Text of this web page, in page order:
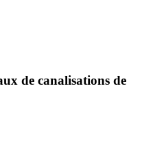
de canalisations de